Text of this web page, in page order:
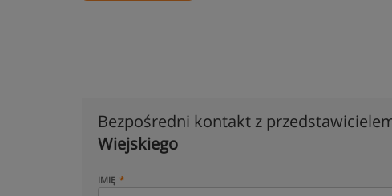
Bezpośredni kontakt z
Wiejskiego
IMIĘ